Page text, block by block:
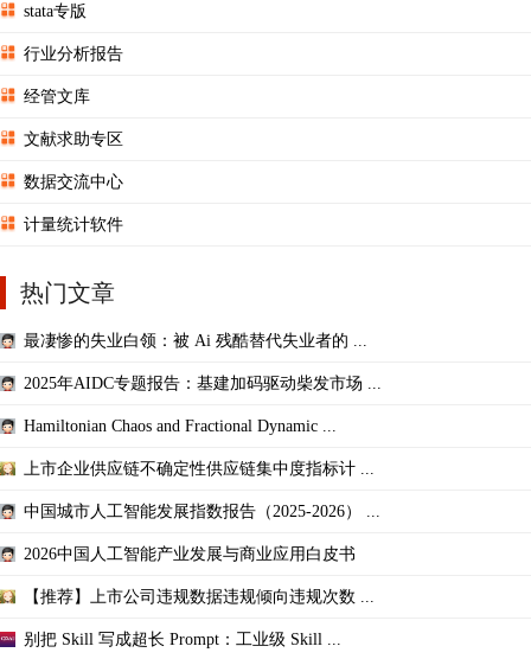
stata专版
行业分析报告
经管文库
文献求助专区
数据交流中心
计量统计软件
热门文章
最凄惨的失业白领：被 Ai 残酷替代失业者的 ...
2025年AIDC专题报告：基建加码驱动柴发市场 ...
Hamiltonian Chaos and Fractional Dynamic ...
上市企业供应链不确定性供应链集中度指标计 ...
中国城市人工智能发展指数报告（2025-2026） ...
2026中国人工智能产业发展与商业应用白皮书
【推荐】上市公司违规数据违规倾向违规次数 ...
别把 Skill 写成超长 Prompt：工业级 Skill ...